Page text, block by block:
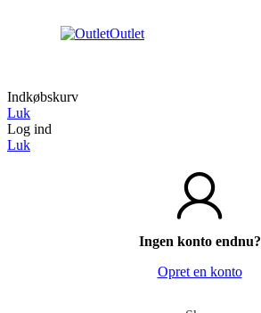
Outlet
Indkøbskurv
Luk
Log ind
Luk
Ingen konto endnu?
Opret en konto